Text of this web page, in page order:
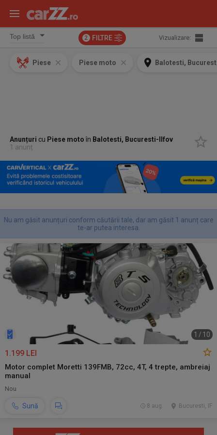
2 FILTRE Vizualizare:
Piese Piese moto Balotesti,
Anunțuri cu Piese motoîn Balotesti, Bucuresti-Ilfov
1 anunț
Nu am găsit anunțuri conform căutării tale, dar am găsit 1 anunț care
te-ar putea interesa.
1 / 10
1.199 LEI
Motor complet Moretti 139FMB, 72cc, 4T, 4 trepte, ambreiaj
manual
Nou
Sună Bucuresti, IF
8 aug.